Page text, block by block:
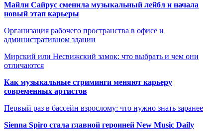
Майли Сайрус сменила музыкальный лейбл и начала
новый этап карьеры
Организация рабочего пространства в офисе и
административном здании
Мирский или Несвижский замок: что выбрать и чем они
отличаются
Как музыкальные стриминги меняют карьеру
современных артистов
Первый раз в бассейн взрослому: что нужно знать заранее
Sienna Spiro стала главной героиней New Music Daily